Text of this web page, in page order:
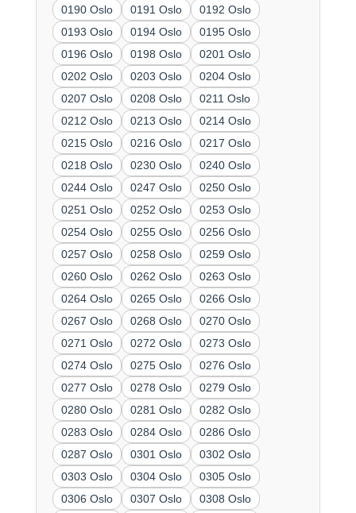
0190 Oslo
0191 Oslo
0192 Oslo
0193 Oslo
0194 Oslo
0195 Oslo
0196 Oslo
0198 Oslo
0201 Oslo
0202 Oslo
0203 Oslo
0204 Oslo
0207 Oslo
0208 Oslo
0211 Oslo
0212 Oslo
0213 Oslo
0214 Oslo
0215 Oslo
0216 Oslo
0217 Oslo
0218 Oslo
0230 Oslo
0240 Oslo
0244 Oslo
0247 Oslo
0250 Oslo
0251 Oslo
0252 Oslo
0253 Oslo
0254 Oslo
0255 Oslo
0256 Oslo
0257 Oslo
0258 Oslo
0259 Oslo
0260 Oslo
0262 Oslo
0263 Oslo
0264 Oslo
0265 Oslo
0266 Oslo
0267 Oslo
0268 Oslo
0270 Oslo
0271 Oslo
0272 Oslo
0273 Oslo
0274 Oslo
0275 Oslo
0276 Oslo
0277 Oslo
0278 Oslo
0279 Oslo
0280 Oslo
0281 Oslo
0282 Oslo
0283 Oslo
0284 Oslo
0286 Oslo
0287 Oslo
0301 Oslo
0302 Oslo
0303 Oslo
0304 Oslo
0305 Oslo
0306 Oslo
0307 Oslo
0308 Oslo